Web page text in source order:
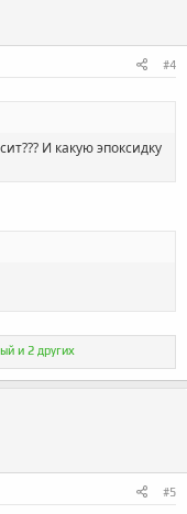
#4
И какую эпоксидку
и 2 других
#5